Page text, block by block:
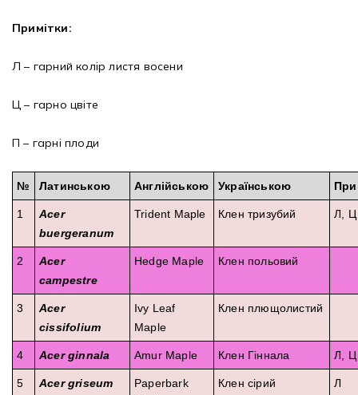
Примітки:
Л – гарний колір листя восени
Ц – гарно цвіте
П – гарні плоди
№ Латинською Англійською Українською
1
Acer
buergeranum
Trident Maple Клен тризубий Л, Ц
2
Acer
campestre
Hedge Maple Клен польовий
3
Acer
cissifolium
Ivy Leaf
Maple
Клен плющолистий
4 Acer ginnala Amur Maple Клен Гіннала Л, Ц
5 Acer griseum
Paperbark
Клен сірий Л